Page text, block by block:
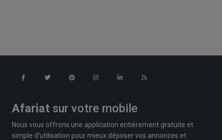
Afariat sur votre mobile
Nous vous offrons une application entièrement gratuite et
simple d'utilisation pour mieux déposer vos annonces et